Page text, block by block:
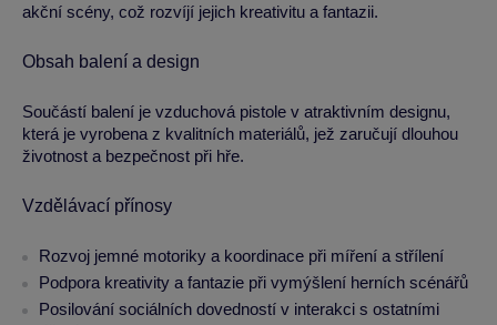
akční scény, což rozvíjí jejich kreativitu a fantazii.
Obsah balení a design
Součástí balení je vzduchová pistole v atraktivním designu,
která je vyrobena z kvalitních materiálů, jež zaručují dlouhou
životnost a bezpečnost při hře.
Vzdělávací přínosy
Rozvoj jemné motoriky a koordinace při míření a střílení
Podpora kreativity a fantazie při vymýšlení herních scénářů
Posilování sociálních dovedností v interakci s ostatními